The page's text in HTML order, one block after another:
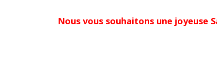
Nous vous souhaitons une joyeuse